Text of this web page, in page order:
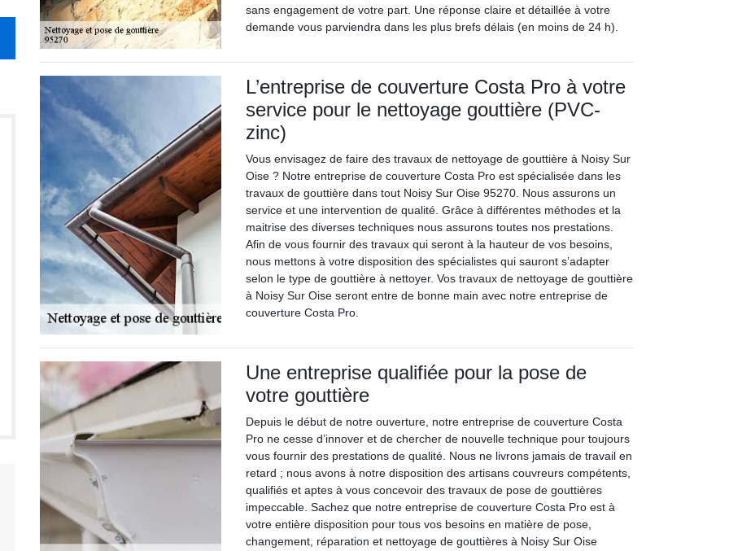
sans engagement de votre part. Une réponse claire et détaillée à votre
demande vous parviendra dans les plus brefs délais (en moins de 24 h).
L’entreprise de couverture Costa Pro à votre
service pour le nettoyage gouttière (PVC-
zinc)
Vous envisagez de faire des travaux de nettoyage de gouttière à Noisy Sur
Oise ? Notre entreprise de couverture Costa Pro est spécialisée dans les
travaux de gouttière dans tout Noisy Sur Oise 95270. Nous assurons un
service et une intervention de qualité. Grâce à différentes méthodes et la
maitrise des diverses techniques nous assurons toutes nos prestations.
Afin de vous fournir des travaux qui seront à la hauteur de vos besoins,
nous mettons à votre disposition des spécialistes qui sauront s’adapter
selon le type de gouttière à nettoyer. Vos travaux de nettoyage de gouttière
à Noisy Sur Oise seront entre de bonne main avec notre entreprise de
couverture Costa Pro.
Une entreprise qualifiée pour la pose de
votre gouttière
Depuis le début de notre ouverture, notre entreprise de couverture Costa
Pro ne cesse d’innover et de chercher de nouvelle technique pour toujours
vous fournir des prestations de qualité. Nous ne livrons jamais de travail en
retard ; nous avons à notre disposition des artisans couvreurs compétents,
qualifiés et aptes à vous concevoir des travaux de pose de gouttières
impeccable. Sachez que notre entreprise de couverture Costa Pro est à
votre entière disposition pour tous vos besoins en matière de pose,
changement, réparation et nettoyage de gouttières à Noisy Sur Oise